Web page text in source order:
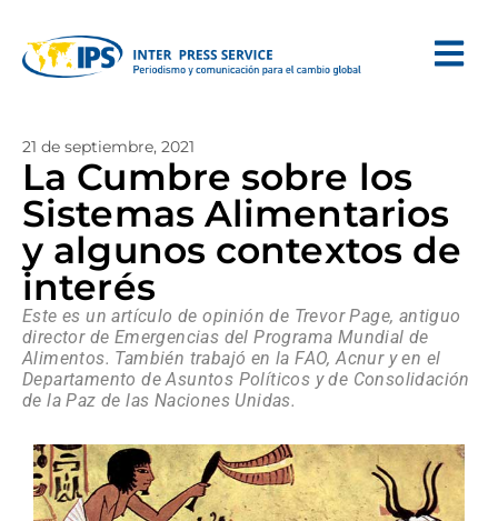
21 de septiembre, 2021
La Cumbre sobre los
Sistemas Alimentarios
y algunos contextos de
interés
Este es un artículo de opinión de Trevor Page, antiguo
director de Emergencias del Programa Mundial de
Alimentos. También trabajó en la FAO, Acnur y en el
Departamento de Asuntos Políticos y de Consolidación
de la Paz de las Naciones Unidas.